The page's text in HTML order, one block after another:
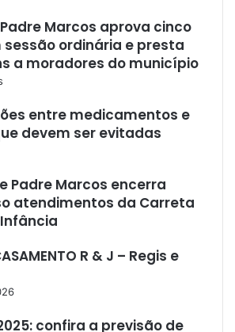
Marcos aprova cinco
ordinária e presta
a moradores do município
entre medicamentos e
devem ser evitadas
Padre Marcos encerra
atendimentos da Carreta
R & J – Regis e
confira a previsão de